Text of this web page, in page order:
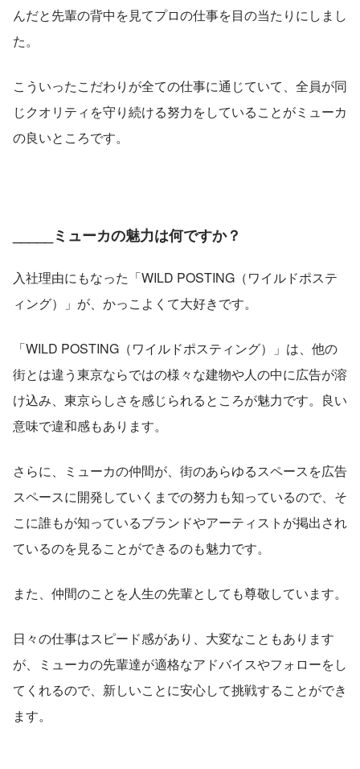
んだと先輩の背中を見てプロの仕事を目の当たりにしまし
た。
こういったこだわりが全ての仕事に通じていて、全員が同
じクオリティを守り続ける努力をしていることがミューカ
の良いところです。
_____ミューカの魅力は何ですか？
入社理由にもなった「WILD POSTING（ワイルドポステ
ィング）」が、かっこよくて大好きです。
「WILD POSTING（ワイルドポスティング）」は、他の
街とは違う東京ならではの様々な建物や人の中に広告が溶
け込み、東京らしさを感じられるところが魅力です。良い
意味で違和感もあります。
さらに、ミューカの仲間が、街のあらゆるスペースを広告
スペースに開発していくまでの努力も知っているので、そ
こに誰もが知っているブランドやアーティストが掲出され
ているのを見ることができるのも魅力です。
また、仲間のことを人生の先輩としても尊敬しています。
日々の仕事はスピード感があり、大変なこともあります
が、ミューカの先輩達が適格なアドバイスやフォローをし
てくれるので、新しいことに安心して挑戦することができ
ます。